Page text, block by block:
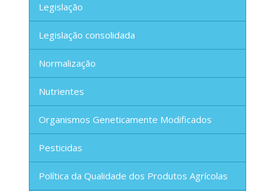
Legislação
Legislação consolidada
Normalização
Nutrientes
Organismos Geneticamente Modificados
Pesticidas
Política da Qualidade dos Produtos Agrícolas